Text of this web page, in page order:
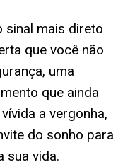
sinal mais direto
que você não
uma
que ainda
a vergonha,
do sonho para
sua vida.